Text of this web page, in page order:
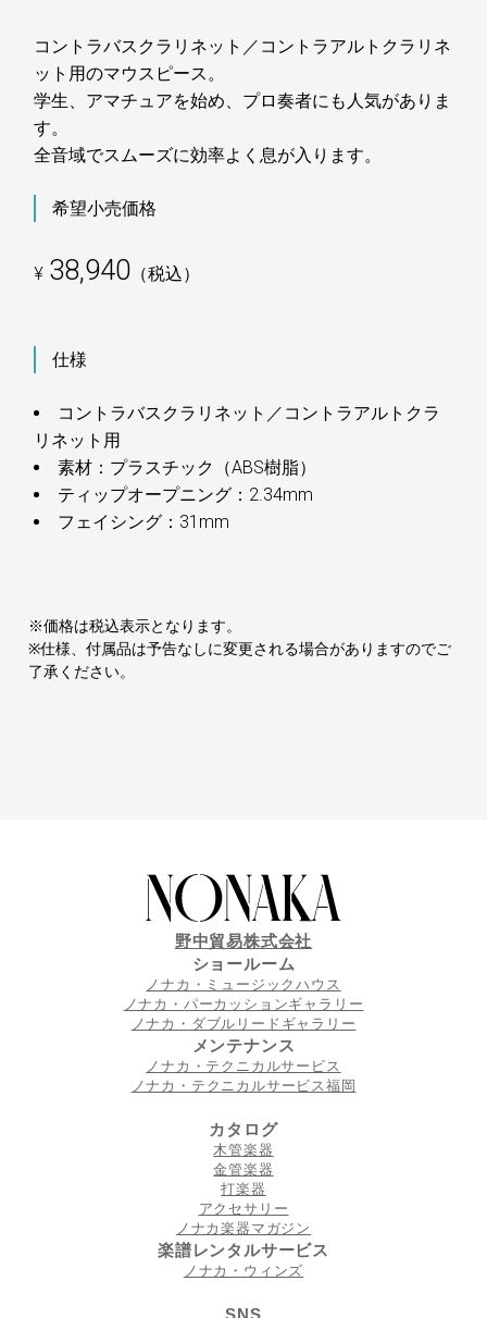
コントラバスクラリネット／コントラアルトクラリネ
ット用のマウスピース。
学生、アマチュアを始め、プロ奏者にも人気がありま
す。
全音域でスムーズに効率よく息が入ります。
希望小売価格
¥ 38,940 （税込）
仕様
コントラバスクラリネット／コントラアルトクラ
リネット用
素材：プラスチック（ABS樹脂）
ティップオープニング：2.34mm
フェイシング：31mm
※価格は税込表示となります。
※仕様、付属品は予告なしに変更される場合がありますのでご
了承ください。
野中貿易株式会社
ショールーム
ノナカ・ミュージックハウス
ノナカ・パーカッションギャラリー
ノナカ・ダブルリードギャラリー
メンテナンス
ノナカ・テクニカルサービス
ノナカ・テクニカルサービス福岡
カタログ
木管楽器
金管楽器
打楽器
アクセサリー
ノナカ楽器マガジン
楽譜レンタルサービス
ノナカ・ウィンズ
SNS